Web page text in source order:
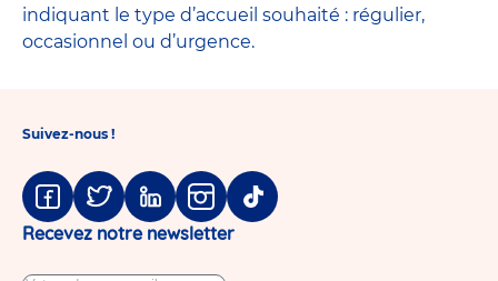
indiquant le type d’accueil souhaité : régulier,
occasionnel ou d’urgence.
Suivez-nous !
Facebook
TwitterLinkedinInstagram
Tiktok
Recevez notre newsletter